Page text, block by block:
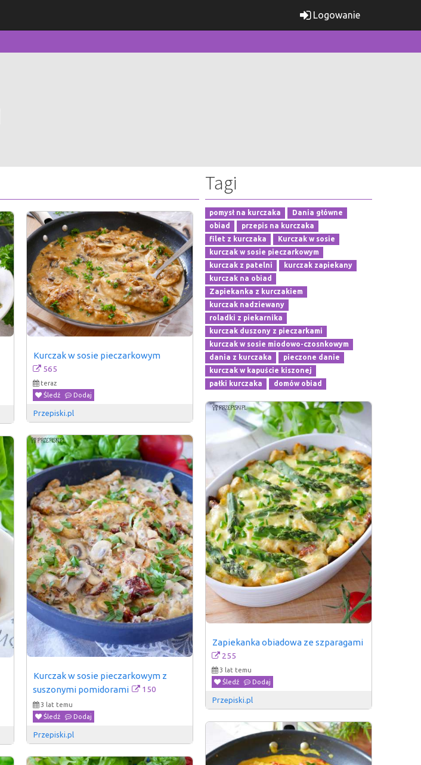
Logowanie
Kurczak w sosie pieczarkowym
565
teraz
Śledź
Dodaj
Przepiski.pl
Zapiekanka obiadowa ze szparagami
255
3 lat temu
Śledź
Dodaj
Przepiski.pl
Kurczak w sosie pieczarkowym z
suszonymi pomidorami
150
3 lat temu
Śledź
Dodaj
Przepiski.pl
Tagi
pomysł na kurczaka
Dania główne
obiad
przepis na kurczaka
filet z kurczaka
Kurczak w sosie
kurczak w sosie pieczarkowym
kurczak z patelni
kurczak zapiekany
kurczak na obiad
Zapiekanka z kurczakiem
kurczak nadziewany
roladki z piekarnika
kurczak duszony z pieczarkami
kurczak w sosie miodowo-czosnkowym
dania z kurczaka
pieczone danie
kurczak w kapuście kiszonej
pałki kurczaka
domów obiad